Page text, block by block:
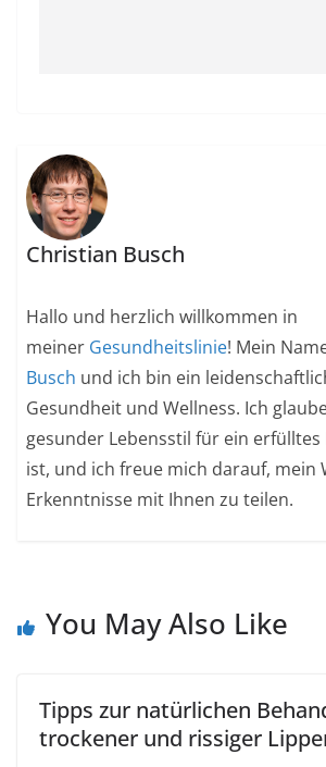
Christian Busch
Hallo und herzlich willkommen in
meiner Gesundheitslinie! Mein
Busch und ich bin ein
Gesundheit und Wellness. Ich
gesunder Lebensstil für ein erfülltes
ist, und ich freue mich darauf, mein
Erkenntnisse mit Ihnen zu teilen.
You May Also Like
Tipps zur natürlichen
trockener und rissiger